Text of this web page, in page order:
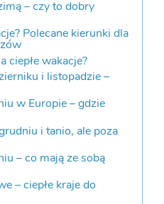
– czy to dobry
Polecane kierunki dla
ciepłe wakacje?
i listopadzie –
w Europie – gdzie
i tanio, ale poza
– co mają ze sobą
– ciepłe kraje do